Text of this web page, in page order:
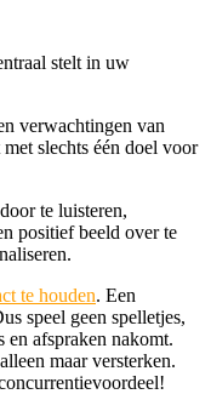
stelt in uw
verwachtingen van
slechts één doel voor
te luisteren,
positief beeld over te
te houden. Een
speel geen spelletjes,
en afspraken nakomt.
maar versterken.